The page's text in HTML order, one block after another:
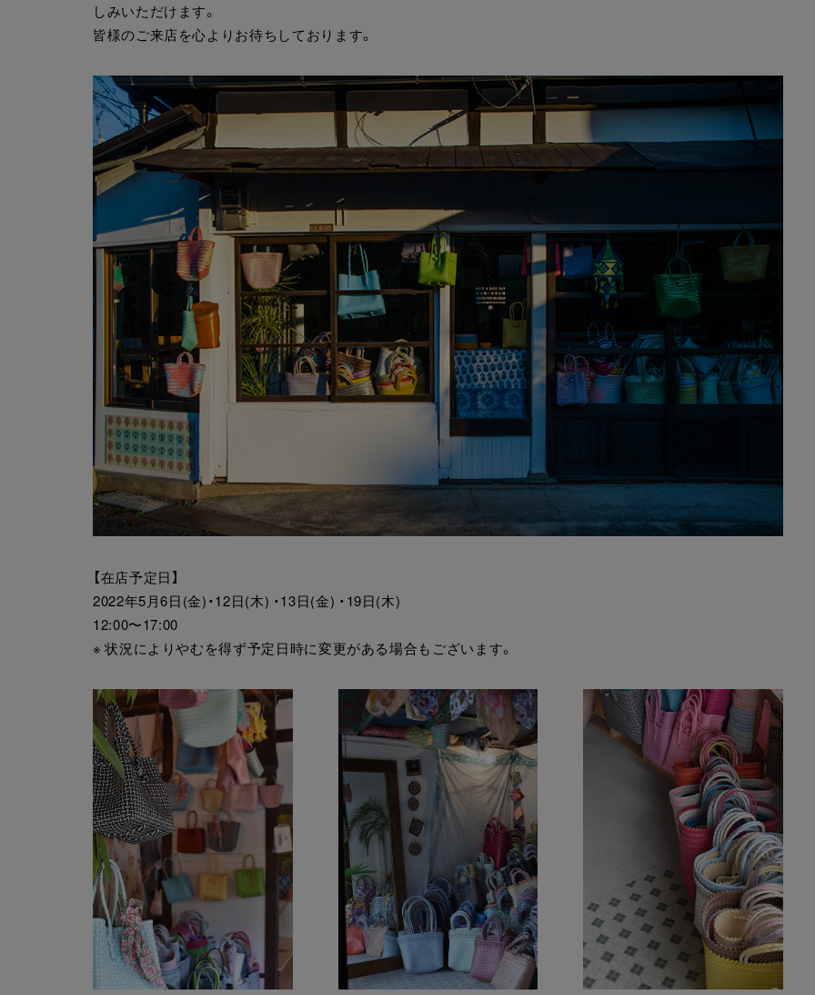
しみいただけます。
皆様のご来店を心よりお待ちしております。
【在店予定日】
2022年5月6日(金)・12日(木) ・13日(金) ・19日(木)
12:00〜17:00
※ 状況によりやむを得ず予定日時に変更がある場合もございます。